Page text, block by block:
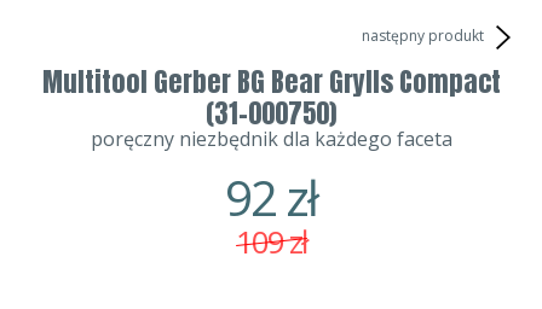
następny produkt
Multitool Gerber BG Bear Grylls Compact
(31-000750)
poręczny niezbędnik dla każdego faceta
92zł
109zł